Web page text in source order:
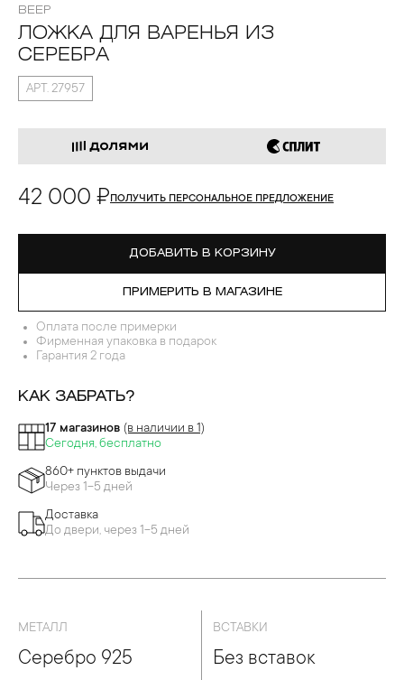
ВЕЕР
ЛОЖКА ДЛЯ ВАРЕНЬЯ ИЗ
СЕРЕБРА
АРТ. 27957
42 000 ₽ ПОЛУЧИТЬ ПЕРСОНАЛЬНОЕ ПРЕДЛОЖЕНИЕ
ДОБАВИТЬ В КОРЗИНУ
ПРИМЕРИТЬ В МАГАЗИНЕ
Оплата после примерки
Фирменная упаковка в подарок
Гарантия 2 года
КАК ЗАБРАТЬ?
17 магазинов (в наличии в 1)
Сегодня, бесплатно
860+ пунктов выдачи
Через 1-5 дней
Доставка
До двери, через 1-5 дней
МЕТАЛЛ
Серебро 925
ВСТАВКИ
Без вставок